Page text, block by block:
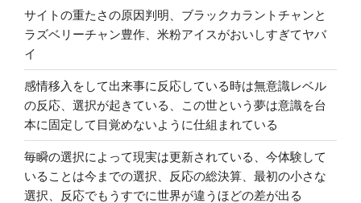
サイトの重たさの原因判明、ブラックカラントチャンと
ラズベリーチャン豊作、米粉アイスがおいしすぎてヤバ
イ
感情移入をして出来事に反応している時は無意識レベル
の反応、選択が起きている、この世という夢は意識を台
本に固定して目覚めないように仕組まれている
毎瞬の選択によって現実は更新されている、今体験して
いることは今までの選択、反応の総決算、最初の小さな
選択、反応でもうすでに世界が違うほどの差が出る